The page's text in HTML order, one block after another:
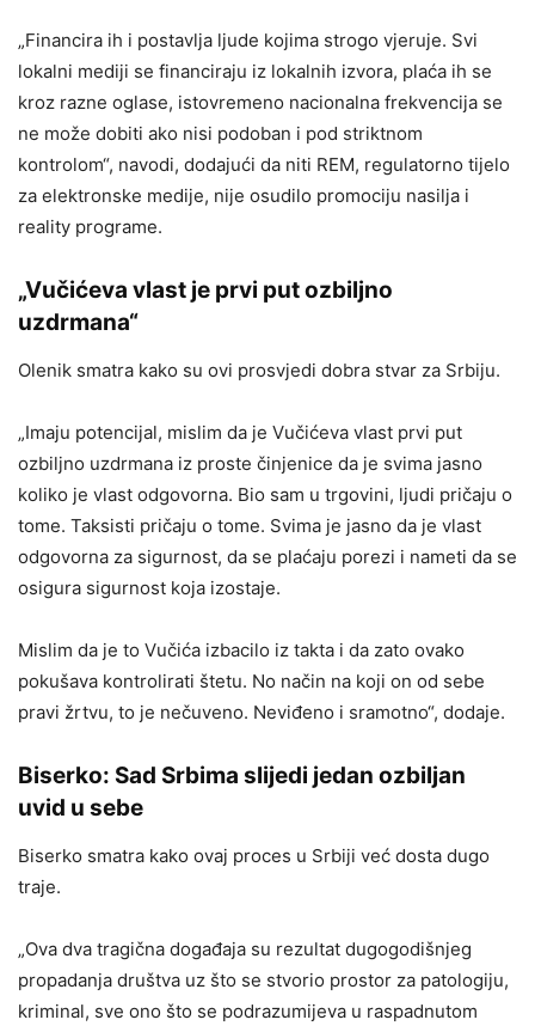
„Financira ih i postavlja ljude kojima strogo vjeruje. Svi
lokalni mediji se financiraju iz lokalnih izvora, plaća ih se
kroz razne oglase, istovremeno nacionalna frekvencija se
ne može dobiti ako nisi podoban i pod striktnom
kontrolom“, navodi, dodajući da niti REM, regulatorno tijelo
za elektronske medije, nije osudilo promociju nasilja i
reality programe.
„Vučićeva vlast je prvi put ozbiljno
uzdrmana“
Olenik smatra kako su ovi prosvjedi dobra stvar za Srbiju.
„Imaju potencijal, mislim da je Vučićeva vlast prvi put
ozbiljno uzdrmana iz proste činjenice da je svima jasno
koliko je vlast odgovorna. Bio sam u trgovini, ljudi pričaju o
tome. Taksisti pričaju o tome. Svima je jasno da je vlast
odgovorna za sigurnost, da se plaćaju porezi i nameti da se
osigura sigurnost koja izostaje.
Mislim da je to Vučića izbacilo iz takta i da zato ovako
pokušava kontrolirati štetu. No način na koji on od sebe
pravi žrtvu, to je nečuveno. Neviđeno i sramotno“, dodaje.
Biserko: Sad Srbima slijedi jedan ozbiljan
uvid u sebe
Biserko smatra kako ovaj proces u Srbiji već dosta dugo
traje.
„Ova dva tragična događaja su rezultat dugogodišnjeg
propadanja društva uz što se stvorio prostor za patologiju,
kriminal, sve ono što se podrazumijeva u raspadnutom